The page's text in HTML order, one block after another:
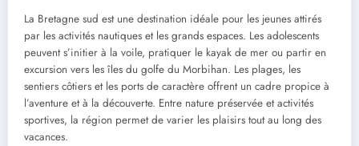
La Bretagne sud est une destination idéale pour les jeunes attirés
par les activités nautiques et les grands espaces. Les adolescents
peuvent s’initier à la voile, pratiquer le kayak de mer ou partir en
excursion vers les îles du golfe du Morbihan. Les plages, les
sentiers côtiers et les ports de caractère offrent un cadre propice à
l’aventure et à la découverte. Entre nature préservée et activités
sportives, la région permet de varier les plaisirs tout au long des
vacances.